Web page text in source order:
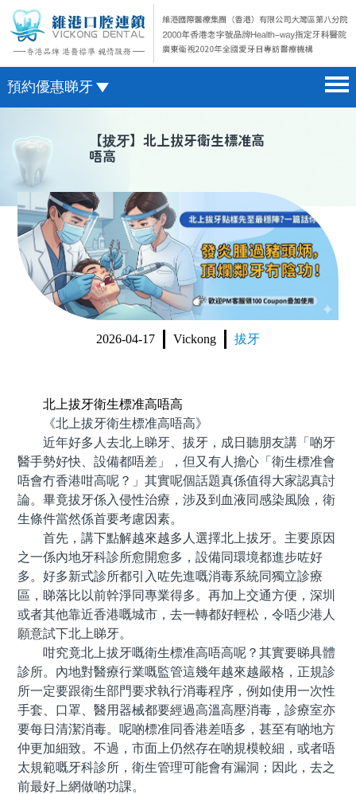
預約優惠睇牙
醫院簡介 hospital introduction
醫生介紹 doctor introduction
醫療新聞 medical news
種植牙 dental implant
箍牙 orthodontics
收費標準 change standard
微信預約
WhatsApp預約
【拔牙】北上拔牙衛生標准高
唔高
2026-04-17 Vickong 拔牙
北上拔牙衛生標准高唔高
《北上拔牙衛生標准高唔高》
近年好多人去北上睇牙、拔牙，成日聽朋友講「啲牙
醫手勢好快、設備都唔差」，但又有人擔心「衛生標准會
唔會冇香港咁高呢？」其實呢個話題真係值得大家認真討
論。畢竟拔牙係入侵性治療，涉及到血液同感染風險，衛
生條件當然係首要考慮因素。
首先，講下點解越來越多人選擇北上拔牙。主要原因
之一係內地牙科診所愈開愈多，設備同環境都進步咗好
多。好多新式診所都引入咗先進嘅消毒系統同獨立診療
區，睇落比以前幹淨同專業得多。再加上交通方便，深圳
或者其他靠近香港嘅城市，去一轉都好輕松，令唔少港人
願意試下北上睇牙。
咁究竟北上拔牙嘅衛生標准高唔高呢？其實要睇具體
診所。內地對醫療行業嘅監管這幾年越來越嚴格，正規診
所一定要跟衛生部門要求執行消毒程序，例如使用一次性
手套、口罩、醫用器械都要經過高溫高壓消毒，診療室亦
要每日清潔消毒。呢啲標准同香港差唔多，甚至有啲地方
仲更加細致。不過，市面上仍然存在啲規模較細，或者唔
太規範嘅牙科診所，衛生管理可能會有漏洞；因此，去之
前最好上網做啲功課。